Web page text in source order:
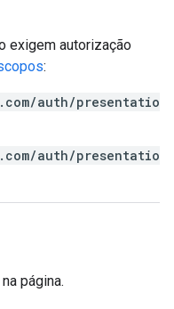
exigem autorização
:
auth/presentatio
auth/presentatio
na página.